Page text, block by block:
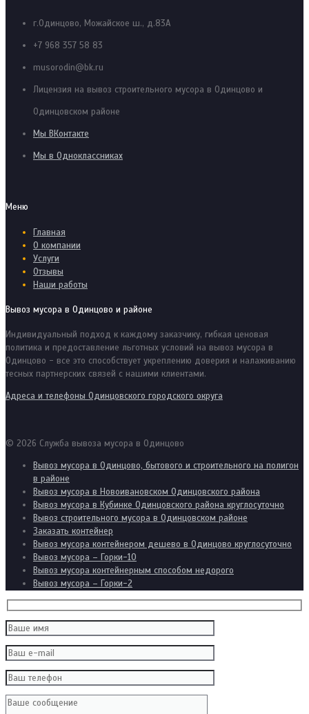
г.Одинцово, Можайское ш., д.83А
+7 968 357 58 83
musorodin@bk.ru
Лицензия на вывоз строительного мусора в Одинцово и
Одинцовском районе
Мы ВКонтакте
Мы в Одноклассниках
Меню
Главная
О компании
Услуги
Отзывы
Наши работы
Вывоз мусора в Одинцово и районе
Индивидуальный подход к каждому заказчику, гибкая ценовая
политика и предоставление льготных условий на вывоз мусора в
Одинцово - все это способствует укреплению доверия и налаживанию
тесных партнерских связей с нашими клиентами.
Адреса и телефоны Одинцовского городского округа
© 2026 Служба вывоза мусора в Одинцово
Вывоз мусора в Одинцово, бытового и строительного на полигон
в районе
Вывоз мусора в Новоивановском Одинцовского района
Вывоз мусора в Кубинке Одинцовского района круглосуточно
Вывоз строительного мусора в Одинцовском районе
Заказать контейнер
Вывоз мусора контейнером дешево в Одинцово круглосуточно
Вывоз мусора – Горки-10
Вывоз мусора контейнерным способом недорого
Вывоз мусора – Горки-2